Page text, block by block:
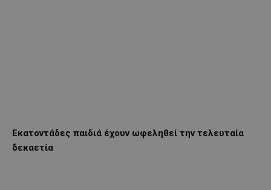
Εκατοντάδες παιδιά έχουν ωφεληθεί την τελευταία
δεκαετία